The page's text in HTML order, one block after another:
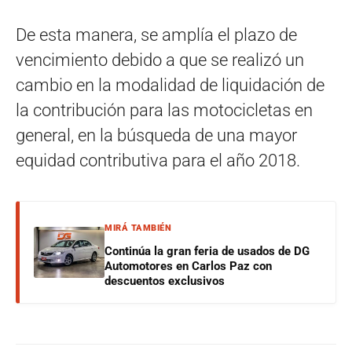
De esta manera, se amplía el plazo de
vencimiento debido a que se realizó un
cambio en la modalidad de liquidación de
la contribución para las motocicletas en
general, en la búsqueda de una mayor
equidad contributiva para el año 2018.
MIRÁ TAMBIÉN
Continúa la gran feria de usados de DG
Automotores en Carlos Paz con
descuentos exclusivos